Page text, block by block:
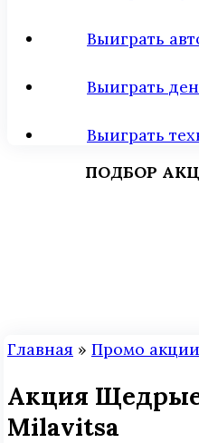
Выиграть
Выиграть
Выиграть
ПОДБОР
Главная » Промо акции
Акция
Milavitsa